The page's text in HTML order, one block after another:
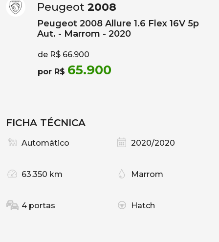
Peugeot 2008
Peugeot 2008 Allure 1.6 Flex 16V 5p
Aut. - Marrom - 2020
de R$ 66.900
por R$ 65.900
FICHA TÉCNICA
Automático 2020/2020
63.350 km Marrom
4 portas Hatch